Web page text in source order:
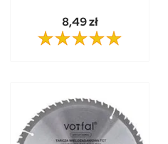
8,49 zł